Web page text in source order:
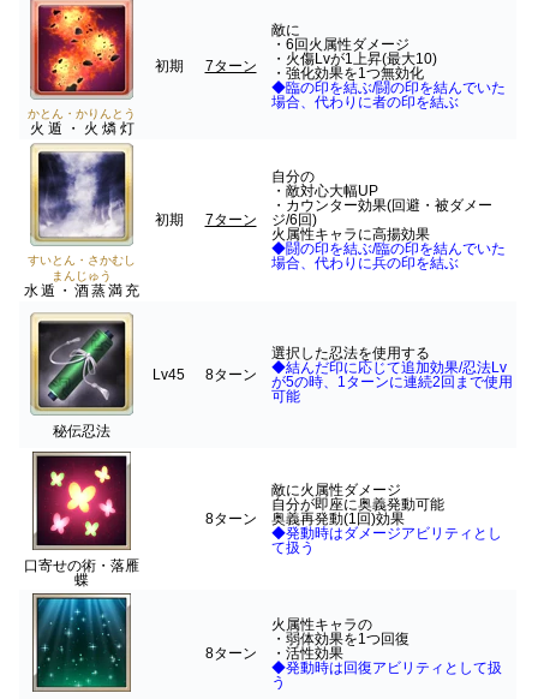
火遁・火燐灯
かとん・かりんとう
初期 7ターン
敵に
・6回火属性ダメージ
・火傷Lvが1上昇(最大10)
・強化効果を1つ無効化
◆臨の印を結ぶ/闘の印を結んでいた
場合、代わりに者の印を結ぶ
水遁・酒蒸満充
すいとん・さかむし
まんじゅう
初期 7ターン
自分の
・敵対心大幅UP
・カウンター効果(回避・被ダメー
ジ/6回)
火属性キャラに高揚効果
◆闘の印を結ぶ/臨の印を結んでいた
場合、代わりに兵の印を結ぶ
秘伝忍法
Lv45 8ターン
選択した忍法を使用する
◆結んだ印に応じて追加効果/忍法Lv
が5の時、1ターンに連続2回まで使用
可能
口寄せの術・落雁
蝶
8ターン
敵に火属性ダメージ
自分が即座に奥義発動可能
奥義再発動(1回)効果
◆発動時はダメージアビリティとし
て扱う
8ターン
火属性キャラの
・弱体効果を1つ回復
・活性効果
◆発動時は回復アビリティとして扱
う